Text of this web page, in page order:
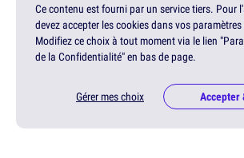
Ce contenu est fourni par un service tiers. Pour
devez accepter les cookies dans vos
Modifiez ce choix à tout moment via le lien
de la Confidentialité" en bas de page.
Gérer mes choix Accepter